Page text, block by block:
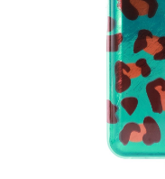
Sooduspakkumised